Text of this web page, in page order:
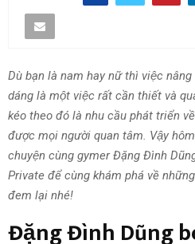
Dù bạn là nam hay nữ thì việc
dáng là một việc rất cần thiết và
kéo theo đó là nhu cầu phát triển
được mọi người quan tâm. Vậy
chuyện cùng gymer Đặng Đình
Private để cùng khám phá về
đem lại nhé!
Đặng Đình Dũng